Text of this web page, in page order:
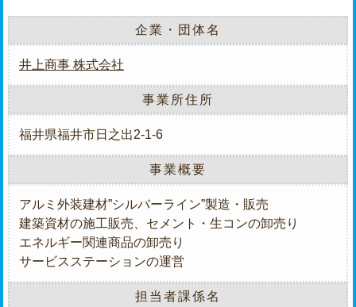
企業・団体名
井上商事 株式会社
事業所住所
福井県福井市日之出2-1-6
事業概要
アルミ外装建材”シルバーライン”製造・販売
建築資材の施工販売、セメント・生コンの卸売り
エネルギー関連商品の卸売り
サービスステーションの運営
担当者課係名